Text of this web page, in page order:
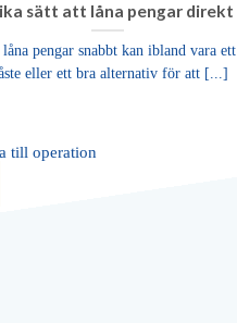
sätt att låna pengar direkt
pengar snabbt kan ibland vara ett
eller ett bra alternativ för att [...]